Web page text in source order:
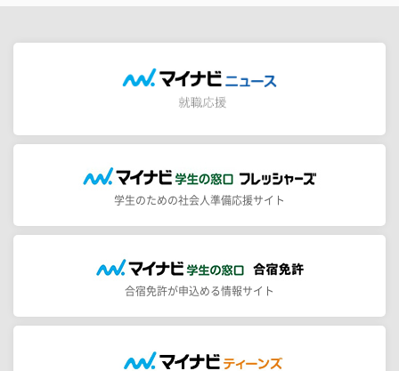
学生のための社会人準備応援サイト
合宿免許が申込める情報サイト